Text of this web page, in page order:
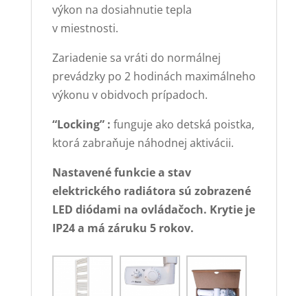
výkon na dosiahnutie tepla
v miestnosti.
Zariadenie sa vráti do normálnej
prevádzky po 2 hodinách maximálneho
výkonu v obidvoch prípadoch.
“Locking” : funguje ako detská poistka,
ktorá zabraňuje náhodnej aktivácii.
Nastavené funkcie a stav
elektrického radiátora sú zobrazené
LED diódami na ovládačoch. Krytie je
IP24 a má záruku 5 rokov.